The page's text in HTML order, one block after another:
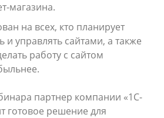
магазина.
на всех, кто планирует
и управлять сайтами, а также
работу с сайтом
партнер компании «1С-
готовое решение для